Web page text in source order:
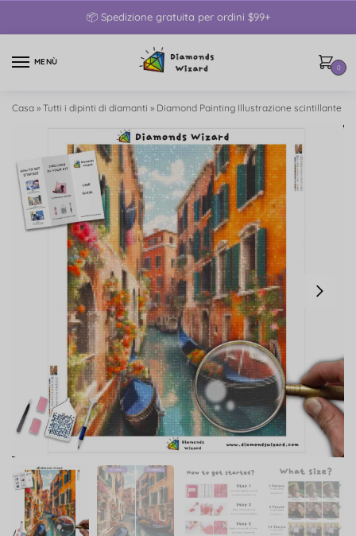
📦 Spedizione gratuita per ordini $99+
MENÙ
0
Casa » Tutti i dipinti di diamanti » Diamond Painting Illustrazione scintillante